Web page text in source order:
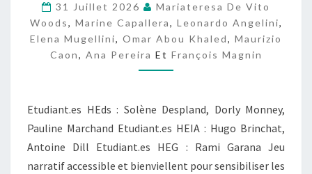
O
’
G
A
M
31 Juillet 2026
Mariateresa De Vito
Woods, Marine Capallera, Leonardo Angelini,
Elena Mugellini, Omar Abou Khaled, Maurizio
Caon, Ana Pereira Et François Magnin
Etudiant.es HEds : Solène Despland, Dorly Monney,
Pauline Marchand Etudiant.es HEIA : Hugo Brinchat,
Antoine Dill Etudiant.es HEG : Rami Garana Jeu
narratif accessible et bienviellent pour sensibiliser les